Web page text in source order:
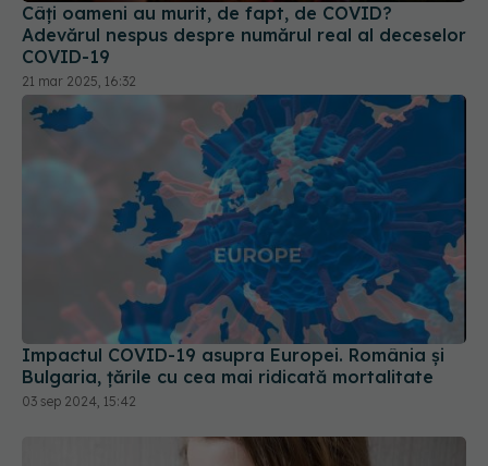
Câți oameni au murit, de fapt, de COVID?
Adevărul nespus despre numărul real al deceselor
COVID-19
21 mar 2025, 16:32
Impactul COVID-19 asupra Europei. România și
Bulgaria, țările cu cea mai ridicată mortalitate
03 sep 2024, 15:42